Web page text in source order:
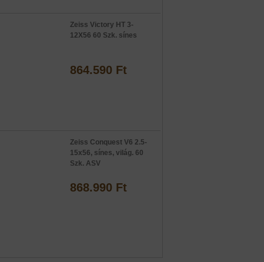
Zeiss Victory HT 3-
12X56 60 Szk. sínes
864.590 Ft
Zeiss Conquest V6 2.5-
15x56, sínes, világ. 60
Szk. ASV
868.990 Ft